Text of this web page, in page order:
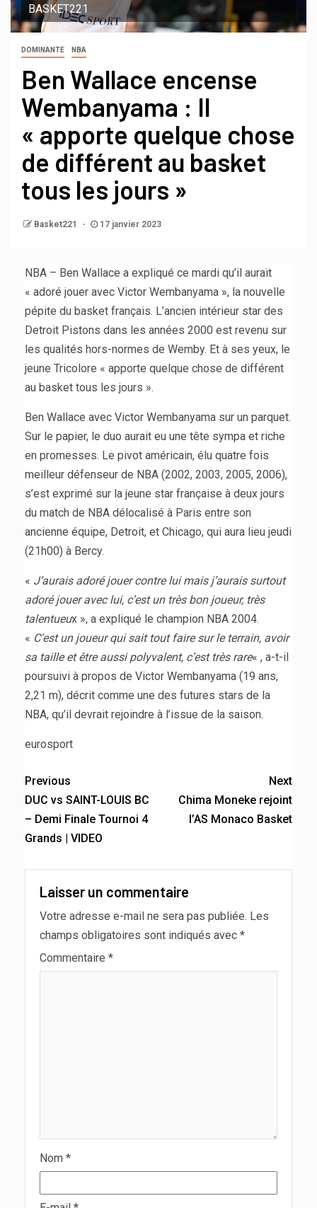
BASKET221
DOMINANTE NBA
Ben Wallace encense
Wembanyama : Il
« apporte quelque chose
de différent au basket
tous les jours »
Basket221 17 janvier 2023
NBA – Ben Wallace a expliqué ce mardi qu’il aurait
« adoré jouer avec Victor Wembanyama », la nouvelle
pépite du basket français. L’ancien intérieur star des
Detroit Pistons dans les années 2000 est revenu sur
les qualités hors-normes de Wemby. Et à ses yeux, le
jeune Tricolore « apporte quelque chose de différent
au basket tous les jours ».
Ben Wallace avec Victor Wembanyama sur un parquet.
Sur le papier, le duo aurait eu une tête sympa et riche
en promesses. Le pivot américain, élu quatre fois
meilleur défenseur de NBA (2002, 2003, 2005, 2006),
s’est exprimé sur la jeune star française à deux jours
du match de NBA délocalisé à Paris entre son
ancienne équipe, Detroit, et Chicago, qui aura lieu jeudi
(21h00) à Bercy.
« J’aurais adoré jouer contre lui mais j’aurais surtout
adoré jouer avec lui, c’est un très bon joueur, très
talentueux », a expliqué le champion NBA 2004.
« C’est un joueur qui sait tout faire sur le terrain, avoir
sa taille et être aussi polyvalent, c’est très rare« , a-t-il
poursuivi à propos de Victor Wembanyama (19 ans,
2,21 m), décrit comme une des futures stars de la
NBA, qu’il devrait rejoindre à l’issue de la saison.
eurosport
Previous
DUC vs SAINT-LOUIS BC
– Demi Finale Tournoi 4
Grands | VIDEO
Next
Chima Moneke rejoint
l’AS Monaco Basket
Laisser un commentaire
Votre adresse e-mail ne sera pas publiée. Les
champs obligatoires sont indiqués avec *
Commentaire *
Nom *